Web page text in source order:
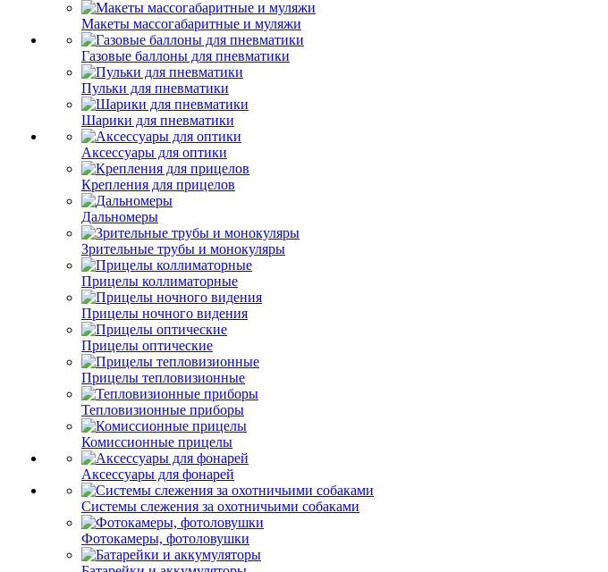
Макеты массогабаритные и муляжи
Газовые баллоны для пневматики
Пульки для пневматики
Шарики для пневматики
Аксессуары для оптики
Крепления для прицелов
Дальномеры
Зрительные трубы и монокуляры
Прицелы коллиматорные
Прицелы ночного видения
Прицелы оптические
Прицелы тепловизионные
Тепловизионные приборы
Комиссионные прицелы
Аксессуары для фонарей
Системы слежения за охотничьими собаками
Фотокамеры, фотоловушки